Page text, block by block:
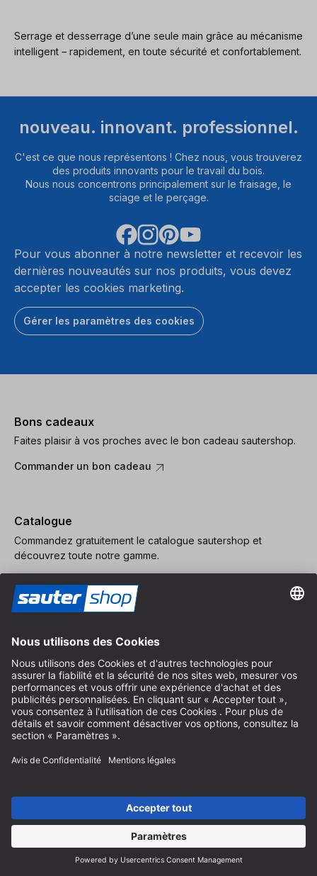
Serrage et desserrage d’une seule main grâce au mécanisme
intelligent – rapidement, en toute sécurité et confortablement.
nouveau. innovant. professionnel.
C'est ce que nous représentons ! Chez nous, vous trouverez
des produits innovants pour le travail du bois.
Nous nous concentrons principalement sur le fraisage, le
sciage et le perçage.
Pour vous abonner à notre newsletter et recevoir les
dernières nouveautés sur nos produits, vous devez
accepter les cookies marketing.
Gérer les paramètres des cookies
Bons cadeaux
Faites plaisir à vos proches avec le bon cadeau sautershop.
Commander un bon cadeau
Catalogue
Commandez gratuitement le catalogue sautershop et
découvrez toute notre gamme.
Paiement
Expédition
Contact